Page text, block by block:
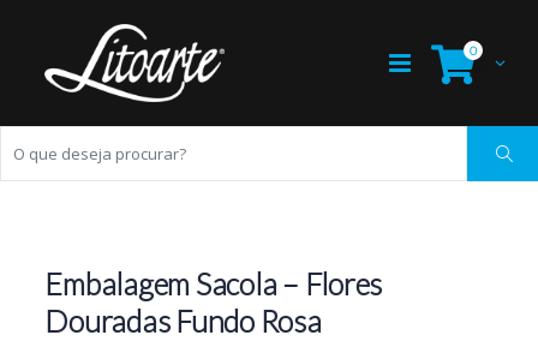
0
Embalagem Sacola – Flores
Douradas Fundo Rosa